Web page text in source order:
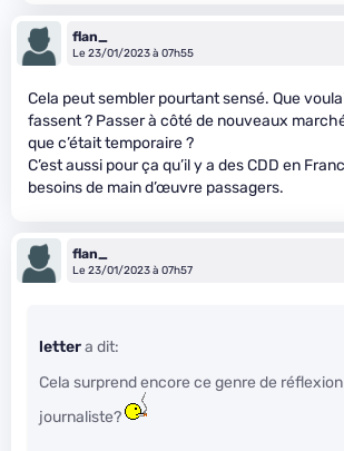
flan_
Le 23/01/2023 à 07h55
Cela peut sembler pourtant sensé. Que
fassent ? Passer à côté de nouveaux
que c’était temporaire ?
C’est aussi pour ça qu’il y a des CDD en
besoins de main d’œuvre passagers.
flan_
Le 23/01/2023 à 07h57
lettera dit:
Cela surprend encore ce genre de réflexion
journaliste?